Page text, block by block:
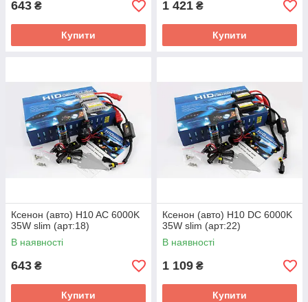
643 ₴
Купити
1 421 ₴
Купити
Ксенон (авто) H10 AC 6000K
35W slim (арт:18)
В наявності
643 ₴
Купити
Ксенон (авто) H10 DC 6000K
35W slim (арт:22)
В наявності
1 109 ₴
Купити